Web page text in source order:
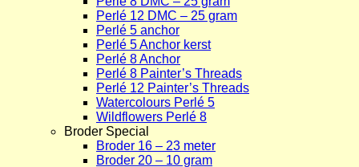
Perlé 12 DMC – 25 gram
Perlé 5 anchor
Perlé 5 Anchor kerst
Perlé 8 Anchor
Perlé 8 Painter’s Threads
Perlé 12 Painter’s Threads
Watercolours Perlé 5
Wildflowers Perlé 8
Broder Special
Broder 16 – 23 meter
Broder 20 – 10 gram